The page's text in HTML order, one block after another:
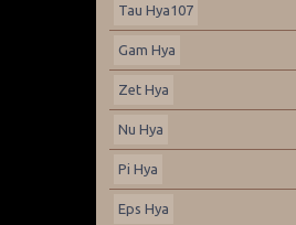
Tau Hya107
Gam Hya
Zet Hya
Nu Hya
Pi Hya
Eps Hya